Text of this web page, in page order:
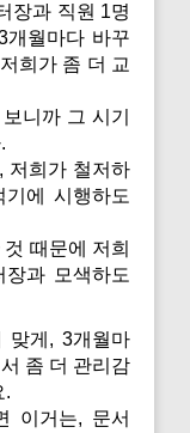
장과 직원 1명
개월마다 바꾸
희가 좀 더 교
니까 그 시기
저희가 철저하
에 시행하도
때문에 저희
과 모색하도
게, 3개월마
좀 더 관리감
.
이거는, 문서